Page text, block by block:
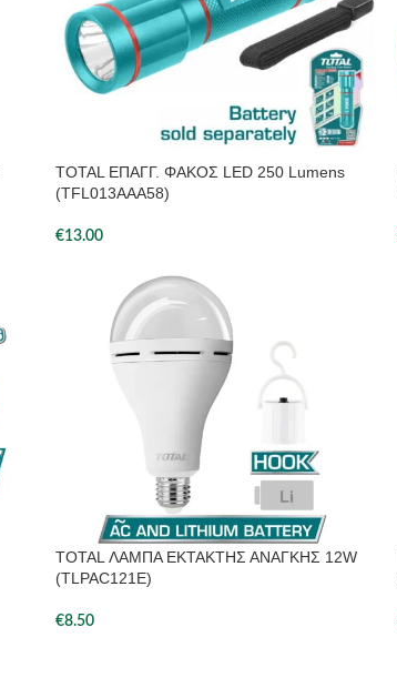
TOTAL ΕΠΑΓΓ. ΦΑΚΟΣ LED 250 Lumens
(TFL013AAA58)
€13.00
TOTAL ΛΑΜΠΑ ΕΚΤΑΚΤΗΣ ΑΝΑΓΚΗΣ 12W
(TLPAC121E)
€8.50